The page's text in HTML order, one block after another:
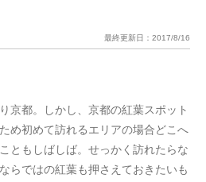
最終更新日： 2017/8/16
京都。しかし、京都の紅葉スポット
め初めて訪れるエリアの場合どこへ
ともしばしば。せっかく訪れたらな
らではの紅葉も押さえておきたいも